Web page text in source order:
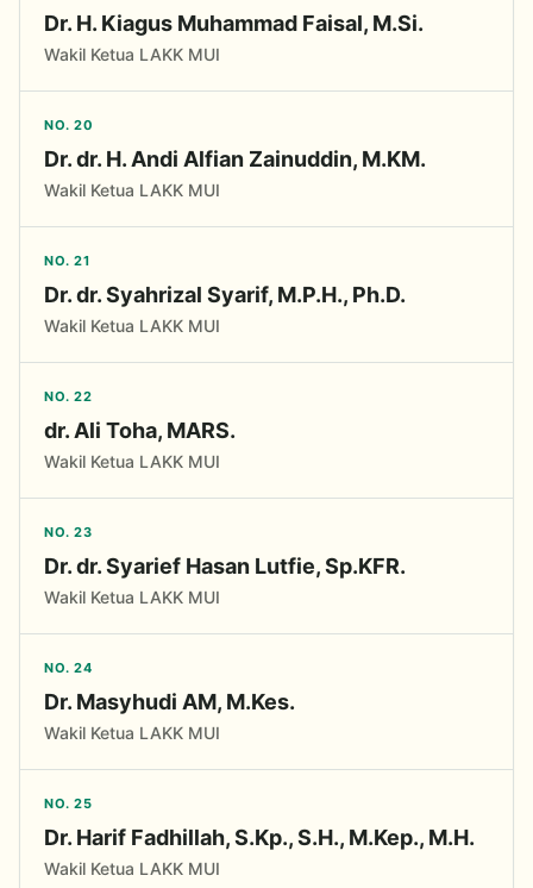
Dr. H. Kiagus Muhammad Faisal, M.Si.
Wakil Ketua LAKK MUI
NO. 20
Dr. dr. H. Andi Alfian Zainuddin, M.KM.
Wakil Ketua LAKK MUI
NO. 21
Dr. dr. Syahrizal Syarif, M.P.H., Ph.D.
Wakil Ketua LAKK MUI
NO. 22
dr. Ali Toha, MARS.
Wakil Ketua LAKK MUI
NO. 23
Dr. dr. Syarief Hasan Lutfie, Sp.KFR.
Wakil Ketua LAKK MUI
NO. 24
Dr. Masyhudi AM, M.Kes.
Wakil Ketua LAKK MUI
NO. 25
Dr. Harif Fadhillah, S.Kp., S.H., M.Kep., M.H.
Wakil Ketua LAKK MUI